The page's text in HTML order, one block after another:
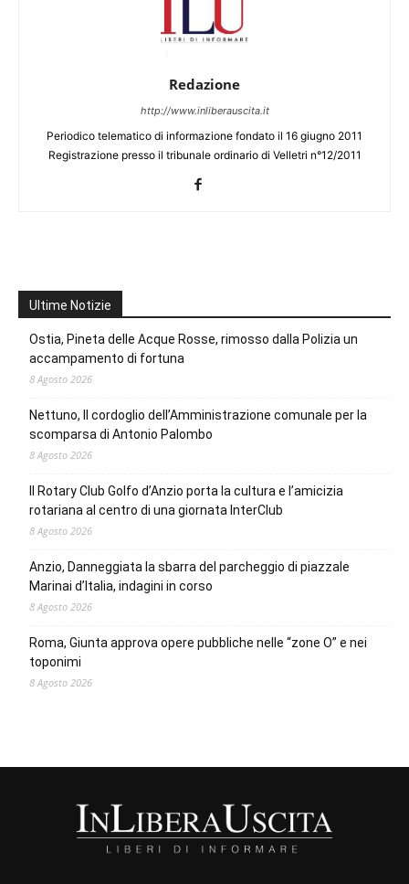
Redazione
http://www.inliberauscita.it
Periodico telematico di informazione fondato il 16 giugno 2011
Registrazione presso il tribunale ordinario di Velletri n°12/2011
Ultime Notizie
Ostia, Pineta delle Acque Rosse, rimosso dalla Polizia un
accampamento di fortuna
8 Agosto 2026
Nettuno, Il cordoglio dell’Amministrazione comunale per la
scomparsa di Antonio Palombo
8 Agosto 2026
Il Rotary Club Golfo d’Anzio porta la cultura e l’amicizia
rotariana al centro di una giornata InterClub
8 Agosto 2026
Anzio, Danneggiata la sbarra del parcheggio di piazzale
Marinai d’Italia, indagini in corso
8 Agosto 2026
Roma, Giunta approva opere pubbliche nelle “zone O” e nei
toponimi
8 Agosto 2026